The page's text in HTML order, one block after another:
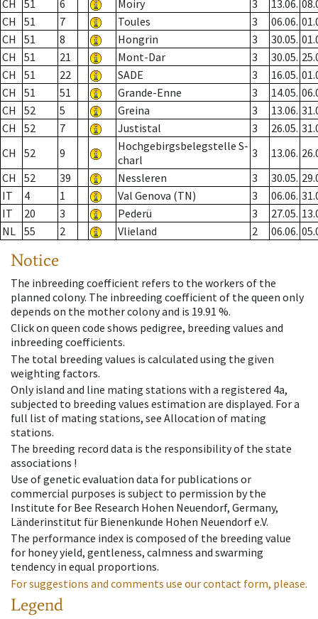
CH 51 6 Moiry 3 13.06.
CH
51 7 Toules 3 06.06.
CH
51 8 Hongrin 3 30.05.
CH
51 21 Mont-Dar 3 30.05.
CH
51 22 SADE 3 16.05.
CH
51 51 Grande-Enne 3 14.05.
CH
52 5 Greina 3 13.06.
CH
52 7 Justistal 3 26.05.
CH
52 9
Hochgebirgsbelegstelle S-
charl
3 13.06.
CH
52 39 Nessleren 3 30.05.
IT
4 1 Val Genova (TN) 3 06.06.
IT
20 3 Pederü 3 27.05.
NL 55 2 Vlieland 2 06.06.
Notice
The inbreeding coefficient refers to the workers of the
planned colony. The inbreeding coefficient of the queen only
depends on the mother colony and is 19.91 %.
Click on queen code shows pedigree, breeding values and
inbreeding coefficients.
The total breeding values is calculated using the given
weighting factors.
Only island and line mating stations with a registered 4a,
subjected to breeding values estimation are displayed. For a
full list of mating stations, see Allocation of mating
stations.
The breeding record data is the responsibility of the state
associations !
Use of genetic evaluation data for publications or
commercial purposes is subject to permission by the
Institute for Bee Research Hohen Neuendorf, Germany,
Länderinstitut für Bienenkunde Hohen Neuendorf e.V.
The performance index is composed of the breeding value
for honey yield, gentleness, calmness and swarming
tendency in equal proportions.
For suggestions and comments use our contact form, please.
Legend